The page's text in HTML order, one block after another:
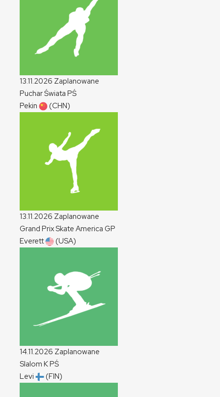
13.11.2026 Zaplanowane
Puchar Świata PŚ
Pekin
(CHN)
13.11.2026 Zaplanowane
Grand Prix Skate America GP
Everett
(USA)
14.11.2026 Zaplanowane
Slalom KPŚ
Levi
(FIN)